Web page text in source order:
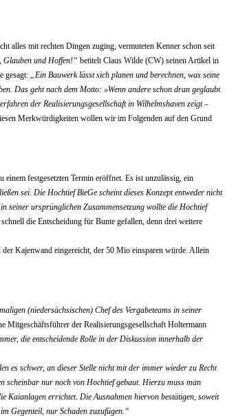
alles mit rechten Dingen zuging, vermuteten Kenner schon seit
Glauben und Hoffen!“ betitelt Claus Wilde (CW) seinen Artikel in
gesagt:
„Ein Bauwerk lässt sich planen und berechnen, was seine
Das geht nach dem Motto: »Wenn andere schon dran geglaubt
der Realisierungsgesellschaft in Wilhelmshaven zeigt –
Merkwürdigkeiten wollen wir im Folgenden auf den Grund
festgesetzten Termin eröffnet. Es ist unzulässig, ein
sei. Die Hochtief BieGe scheint dieses Konzept entweder nicht
seiner ursprünglichen Zusammensetzung wollte die Hochtief
die Entscheidung für Bunte gefallen, denn drei weitere
Kajenwand eingereicht, der 50 Mio einsparen würde. Allein
(niedersächsischen) Chef des Vergabeteams in seiner
Mitgeschäftsführer der Realisierungsgesellschaft Holtermann
die entscheidende Rolle in der Diskussion innerhalb der
es schwer, an dieser Stelle nicht mit der immer wieder zu Recht
scheinbar nur noch von Hochtief gebaut. Hierzu muss man
Kaianlagen errichtet. Die Ausnahmen hiervon bestätigen, soweit
Gegenteil, nur Schaden zuzufügen.“